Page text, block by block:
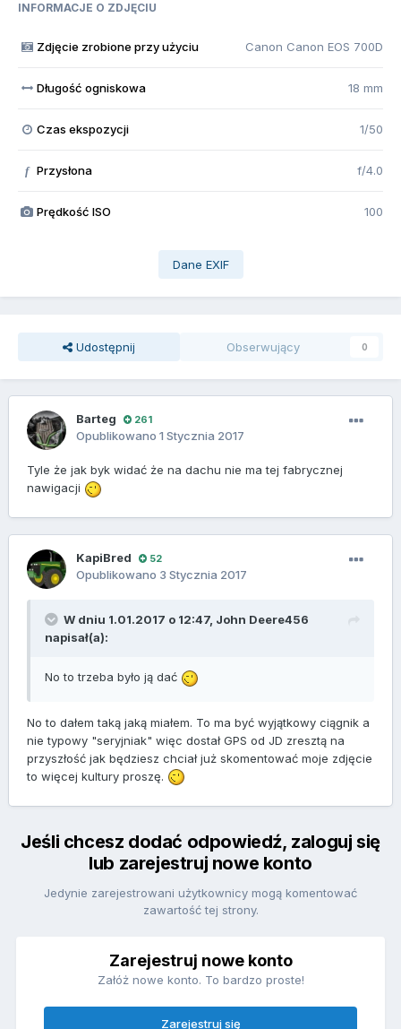
INFORMACJE O ZDJĘCIU
Zdjęcie zrobione przy użyciu Canon Canon EOS 700D
Długość ogniskowa 18 mm
Czas ekspozycji 1/50
f Przysłona f/4.0
Prędkość ISO 100
Dane EXIF
Udostępnij Obserwujący 0
Barteg 261
Opublikowano 1 Stycznia 2017
Tyle że jak byk widać że na dachu nie ma tej fabrycznej
nawigacji
KapiBred 52
Opublikowano 3 Stycznia 2017
W dniu 1.01.2017 o 12:47, John Deere456
napisał(a):
No to trzeba było ją dać
No to dałem taką jaką miałem. To ma być wyjątkowy ciągnik a
nie typowy "seryjniak" więc dostał GPS od JD zresztą na
przyszłość jak będziesz chciał już skomentować moje zdjęcie
to więcej kultury proszę.
Jeśli chcesz dodać odpowiedź, zaloguj się
lub zarejestruj nowe konto
Jedynie zarejestrowani użytkownicy mogą komentować
zawartość tej strony.
Zarejestruj nowe konto
Załóż nowe konto. To bardzo proste!
Zarejestruj się